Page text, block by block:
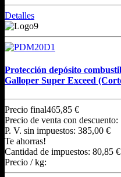
Detalles
Protección depósito
Galloper Super Exceed
Precio final465,85 €
Precio de venta con descuento:
P. V. sin impuestos: 385,00 €
Te ahorras!
Cantidad de impuestos: 80,85 €
Precio / kg: